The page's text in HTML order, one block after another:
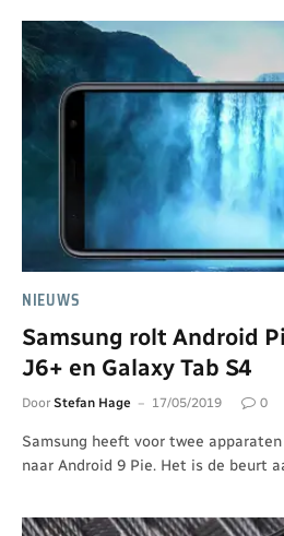
NIEUWS
Samsung rolt Android
J6+ en Galaxy Tab S4
Door Stefan Hage 17/05/2019 0
Samsung heeft voor twee
naar Android 9 Pie. Het is de beurt